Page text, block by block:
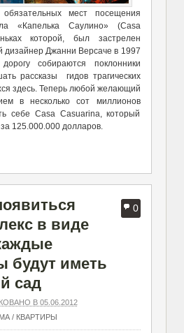
мест посещения
«Капелька Саулино» (Casa
которой, был застрелен
дизайнер Джанни Версаче в 1997
собираются поклонники
рассказы гидов трагических
здесь. Теперь любой желающий
в несколько сот миллионов
себе Casa Casuarina, который
125.000.000 долларов.
0
в виде
будут иметь
сад
В 05.06.2012
/ КВАРТИРЫ